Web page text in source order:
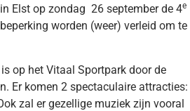
Elst op zondag 26 september de 4e
worden (weer) verleid om te
op het Vitaal Sportpark door de
Er komen 2 spectaculaire attracties:
zal er gezellige muziek zijn vooral